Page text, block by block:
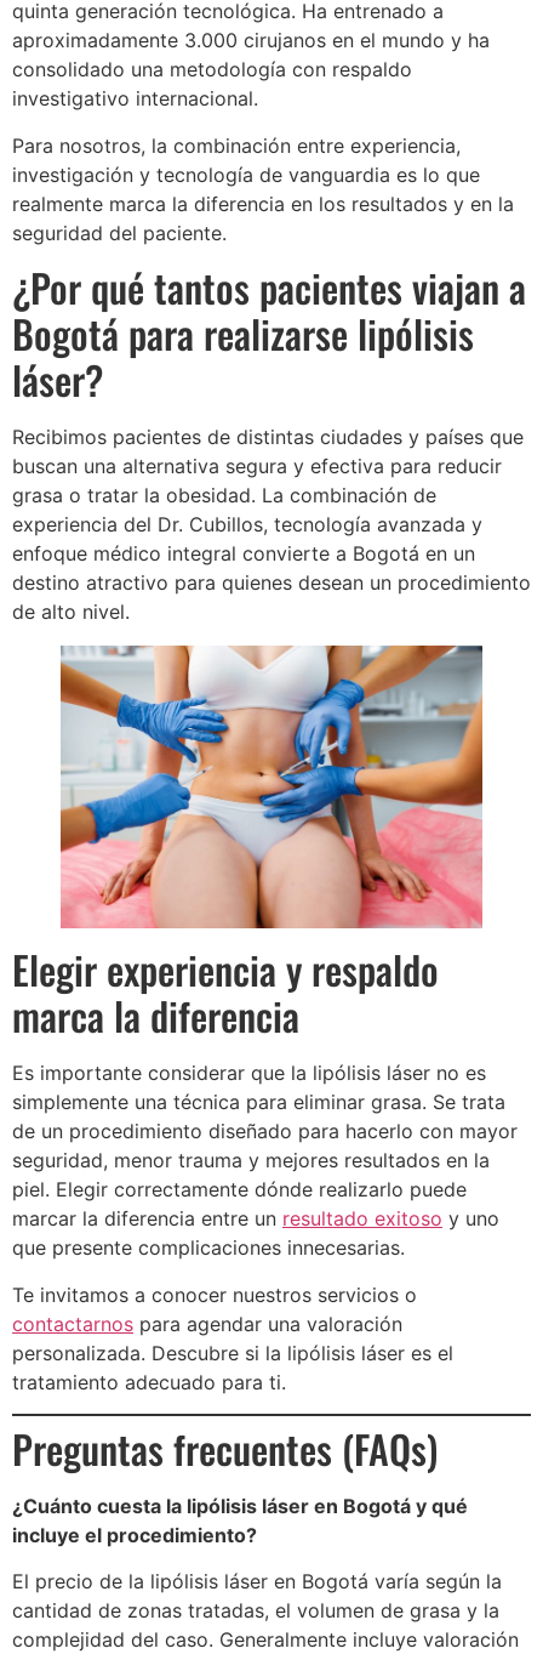
quinta generación tecnológica. Ha entrenado a
aproximadamente 3.000 cirujanos en el mundo y ha
consolidado una metodología con respaldo
investigativo internacional.
Para nosotros, la combinación entre experiencia,
investigación y tecnología de vanguardia es lo que
realmente marca la diferencia en los resultados y en la
seguridad del paciente.
¿Por qué tantos pacientes viajan a
Bogotá para realizarse lipólisis
láser?
Recibimos pacientes de distintas ciudades y países que
buscan una alternativa segura y efectiva para reducir
grasa o tratar la obesidad. La combinación de
experiencia del Dr. Cubillos, tecnología avanzada y
enfoque médico integral convierte a Bogotá en un
destino atractivo para quienes desean un procedimiento
de alto nivel.
Elegir experiencia y respaldo
marca la diferencia
Es importante considerar que la lipólisis láser no es
simplemente una técnica para eliminar grasa. Se trata
de un procedimiento diseñado para hacerlo con mayor
seguridad, menor trauma y mejores resultados en la
piel. Elegir correctamente dónde realizarlo puede
marcar la diferencia entre un resultado exitoso y uno
que presente complicaciones innecesarias.
Te invitamos a conocer nuestros servicios o
contactarnos para agendar una valoración
personalizada. Descubre si la lipólisis láser es el
tratamiento adecuado para ti.
Preguntas frecuentes (FAQs)
¿Cuánto cuesta la lipólisis láser en Bogotá y qué
incluye el procedimiento?
El precio de la lipólisis láser en Bogotá varía según la
cantidad de zonas tratadas, el volumen de grasa y la
complejidad del caso. Generalmente incluye valoración